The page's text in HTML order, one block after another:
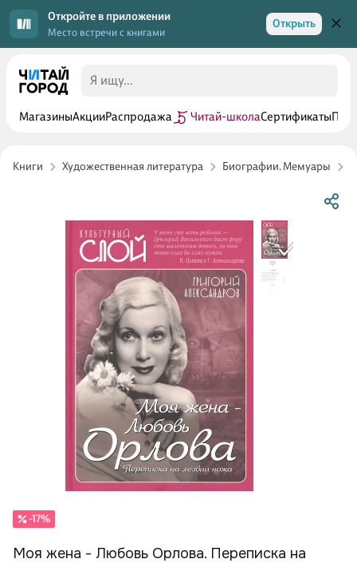
Откройте в приложении
Место встречи с книгами
Открыть
МагазиныАкцииРаспродажа Читай-школаСертификаты
Книги Художественная литература Биографии. Мемуары
-17%
Моя жена - Любовь Орлова. Переписка на